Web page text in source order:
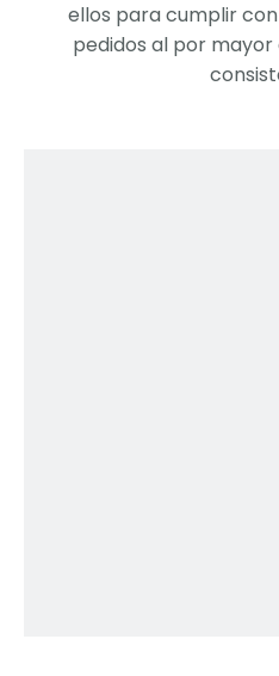
ellos para cumplir
pedidos al por